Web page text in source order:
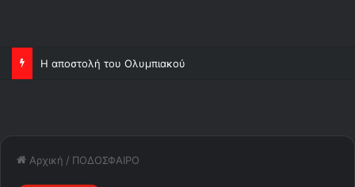
Η αποστολή του Ολυμπιακού
Αρχική / ΠΟΔΟΣΦΑΙΡΟ